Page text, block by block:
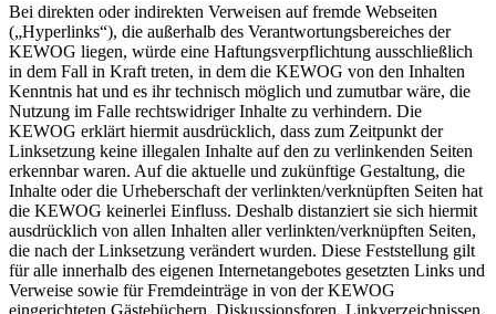
Bei direkten oder indirekten Verweisen auf fremde Webseiten
(„Hyperlinks“), die außerhalb des Verantwortungsbereiches der
KEWOG liegen, würde eine Haftungsverpflichtung ausschließlich
in dem Fall in Kraft treten, in dem die KEWOG von den Inhalten
Kenntnis hat und es ihr technisch möglich und zumutbar wäre, die
Nutzung im Falle rechtswidriger Inhalte zu verhindern. Die
KEWOG erklärt hiermit ausdrücklich, dass zum Zeitpunkt der
Linksetzung keine illegalen Inhalte auf den zu verlinkenden Seiten
erkennbar waren. Auf die aktuelle und zukünftige Gestaltung, die
Inhalte oder die Urheberschaft der verlinkten/verknüpften Seiten hat
die KEWOG keinerlei Einfluss. Deshalb distanziert sie sich hiermit
ausdrücklich von allen Inhalten aller verlinkten/verknüpften Seiten,
die nach der Linksetzung verändert wurden. Diese Feststellung gilt
für alle innerhalb des eigenen Internetangebotes gesetzten Links und
Verweise sowie für Fremdeinträge in von der KEWOG
eingerichteten Gästebüchern, Diskussionsforen, Linkverzeichnissen,